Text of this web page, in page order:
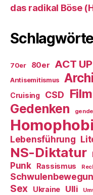
das radikal Böse
70er 80er ACT UP
Antisemitismus
Cruising CSD Film
Gedenken
Lebensführung
NS-Diktatur
Punk
Rassismus
Sex Ukraine Ulli